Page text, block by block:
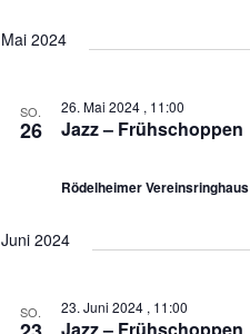
Mai 2024
SO.
26 Jazz – Frühschoppen
26. Mai 2024 , 11:00
Rödelheimer Vereinsringhaus
Juni 2024
SO. 23. Juni 2024 , 11:00